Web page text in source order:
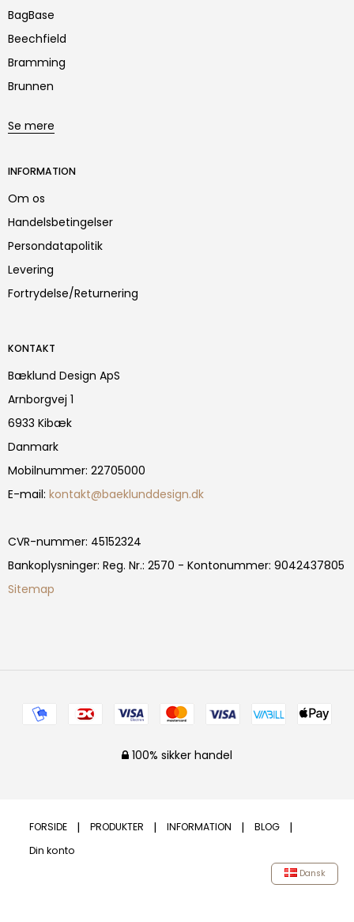
BagBase
Beechfield
Bramming
Brunnen
Se mere
INFORMATION
Om os
Handelsbetingelser
Persondatapolitik
Levering
Fortrydelse/Returnering
KONTAKT
Bæklund Design ApS
Arnborgvej 1
6933 Kibæk
Danmark
Mobilnummer: 22705000
E-mail: kontakt@baeklunddesign.dk
CVR-nummer: 45152324
Bankoplysninger: Reg. Nr.: 2570 - Kontonummer: 9042437805
Sitemap
100% sikker handel
FORSIDE PRODUKTER INFORMATION
BLOG
Din konto
Dansk